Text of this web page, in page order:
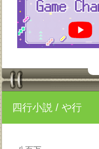
四行小説 / や行